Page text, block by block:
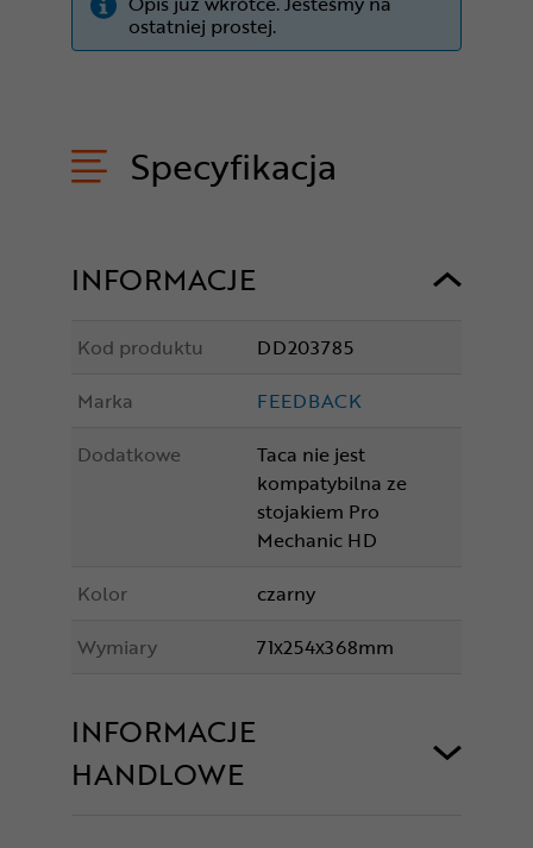
ostatniej prostej.
Specyfikacja
INFORMACJE
Kod produktu
DD203785
Marka
FEEDBACK
Dodatkowe
Taca nie jest
kompatybilna ze
stojakiem Pro
Mechanic HD
Kolor
czarny
Wymiary
71x254x368mm
INFORMACJE
HANDLOWE